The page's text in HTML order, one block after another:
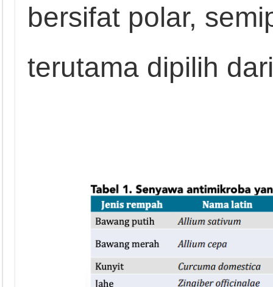
bersifat polar,
terutama dipilih